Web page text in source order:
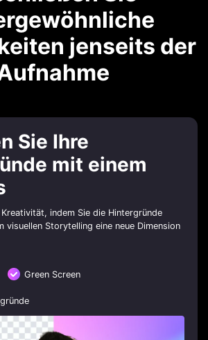
jenseits der
Sie Ihre
mit einem
indem Sie die Hintergründe
visuellen Storytelling eine neue Dimension
Green Screen